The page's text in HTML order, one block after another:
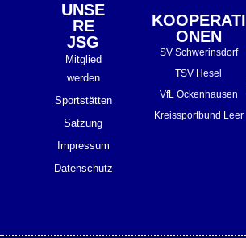
UNSE
RE
JSG
Mitglied
werden
Sportstätten
Satzung
Impressum
Datenschutz
KOOPERATI
ONEN
SV Schwerinsdorf
TSV Hesel
VfL Ockenhausen
Kreissportbund Leer